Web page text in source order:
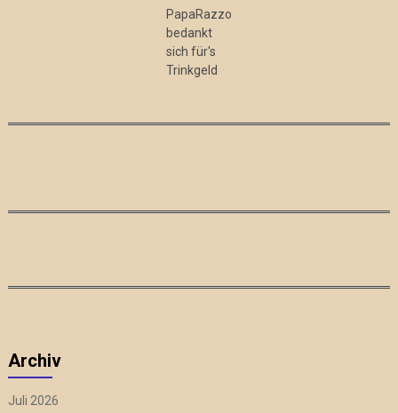
PapaRazzo
bedankt
sich für's
Trinkgeld
Archiv
Juli 2026